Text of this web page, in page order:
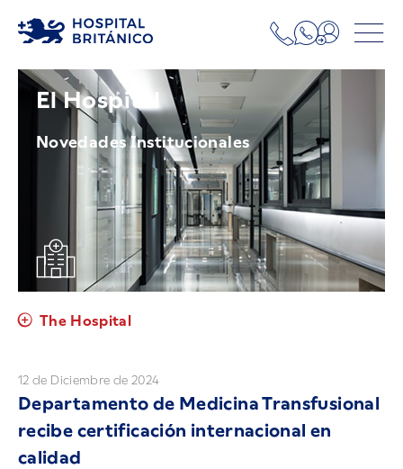
El Hospital
Novedades Institucionales
The Hospital
12 de Diciembre de 2024
Departamento de Medicina Transfusional
recibe certificación internacional en
calidad